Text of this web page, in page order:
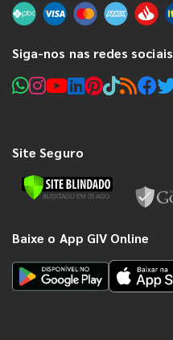
Siga-nos nas redes sociais
Site Seguro
Baixe o App GIV Online